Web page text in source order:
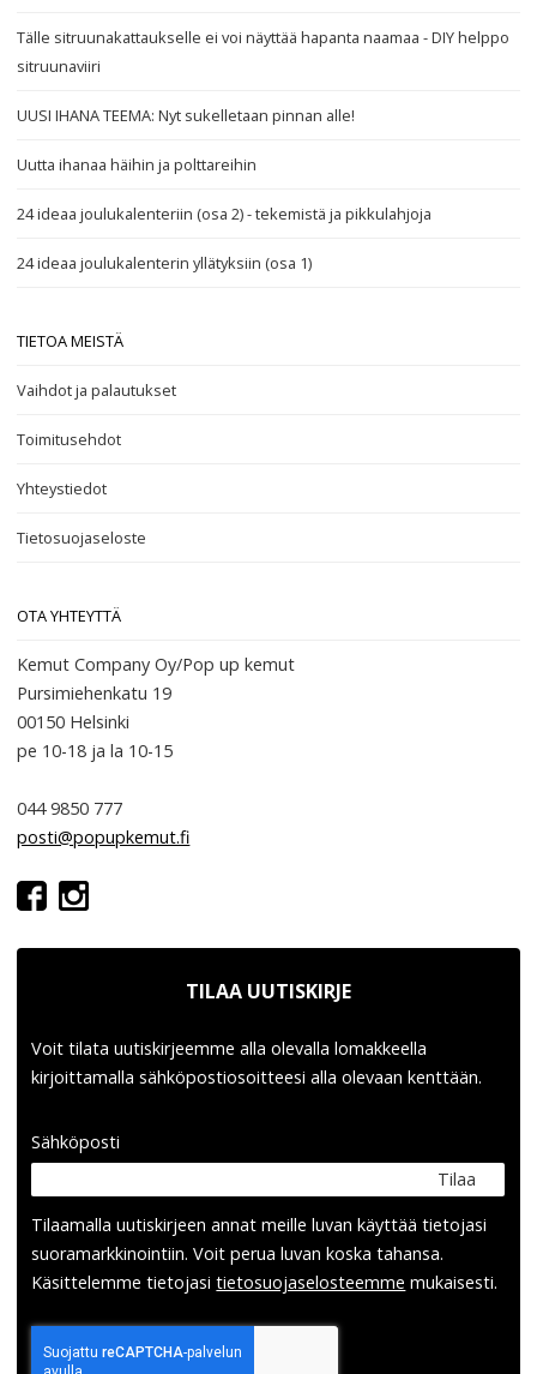
Tälle sitruunakattaukselle ei voi näyttää hapanta naamaa - DIY helppo
sitruunaviiri
UUSI IHANA TEEMA: Nyt sukelletaan pinnan alle!
Uutta ihanaa häihin ja polttareihin
24 ideaa joulukalenteriin (osa 2) - tekemistä ja pikkulahjoja
24 ideaa joulukalenterin yllätyksiin (osa 1)
TIETOA MEISTÄ
Vaihdot ja palautukset
Toimitusehdot
Yhteystiedot
Tietosuojaseloste
OTA YHTEYTTÄ
Kemut Company Oy/Pop up kemut
Pursimiehenkatu 19
00150 Helsinki
pe 10-18 ja la 10-15
044 9850 777
posti@popupkemut.fi
TILAA UUTISKIRJE
Voit tilata uutiskirjeemme alla olevalla lomakkeella
kirjoittamalla sähköpostiosoitteesi alla olevaan kenttään.
Sähköposti
Tilaa
Tilaamalla uutis­kirjeen annat meille luvan käyttää tietojasi
suora­markkinointiin. Voit perua luvan koska tahansa.
Käsittelemme tietojasitieto­suoja­selosteemme mukaisesti.